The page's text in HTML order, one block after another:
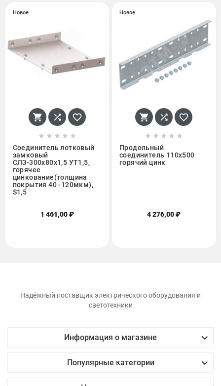
Новое
  
    
Соединитель лотковый
замковый
СЛЗ-300х80х1,5 УТ1,5,
горячее
цинкование(толщина
покрытия 40 -120мкм),
S1,5
1 461,00 ₽
Новое
  
    
Продольный
соединитель 110x500
горячий цинк
4 276,00 ₽
Надёжный поставщик электрического оборудования и
светотехники
Информация о магазине 
Популярные категории 